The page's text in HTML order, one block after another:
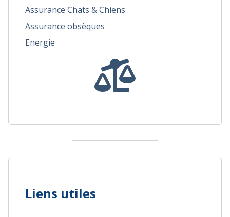
Assurance Chats & Chiens
Assurance obsèques
Energie
Liens utiles